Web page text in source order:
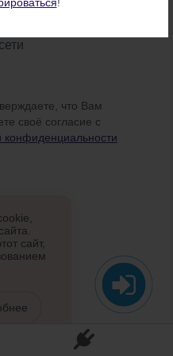
что Вам
своё согласие с
конфиденциальности
сайт,